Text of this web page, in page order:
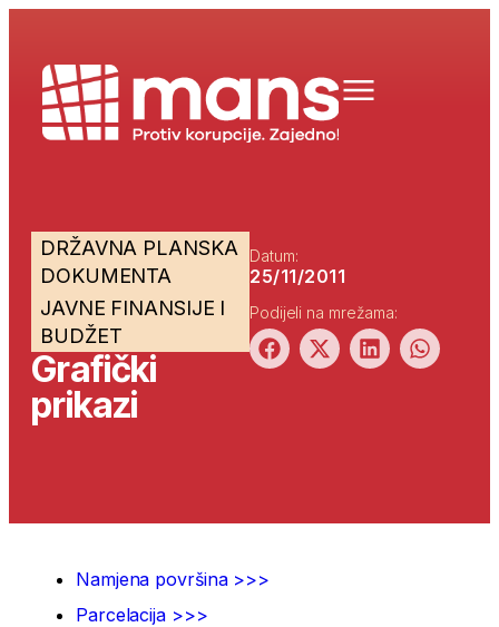
DRŽAVNA PLANSKA
DOKUMENTA
JAVNE FINANSIJE I
BUDŽET
Grafički
prikazi
Datum:
25/11/2011
Podijeli na mrežama:
Namjena površina >>>
Parcelacija >>>